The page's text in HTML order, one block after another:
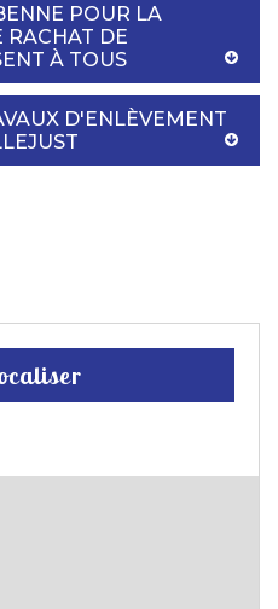
POUR LA
RACHAT DE
À TOUS
D'ENLÈVEMENT